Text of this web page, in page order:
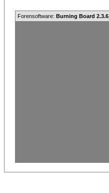
Forensoftware: Burning Board 2.3.6